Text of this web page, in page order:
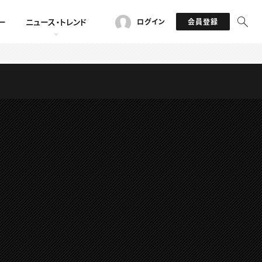
ニュース・トレンド ログイン 会員登録